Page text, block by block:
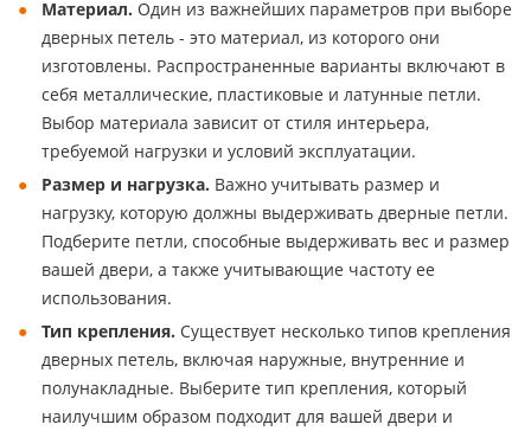
Материал. Один из важнейших параметров при выборе
дверных петель - это материал, из которого они
изготовлены. Распространенные варианты включают в
себя металлические, пластиковые и латунные петли.
Выбор материала зависит от стиля интерьера,
требуемой нагрузки и условий эксплуатации.
Размер и нагрузка. Важно учитывать размер и
нагрузку, которую должны выдерживать дверные петли.
Подберите петли, способные выдерживать вес и размер
вашей двери, а также учитывающие частоту ее
использования.
Тип крепления. Существует несколько типов крепления
дверных петель, включая наружные, внутренние и
полунакладные. Выберите тип крепления, который
наилучшим образом подходит для вашей двери и